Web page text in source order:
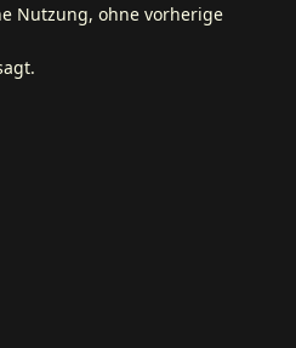
Nutzung, ohne vorherige